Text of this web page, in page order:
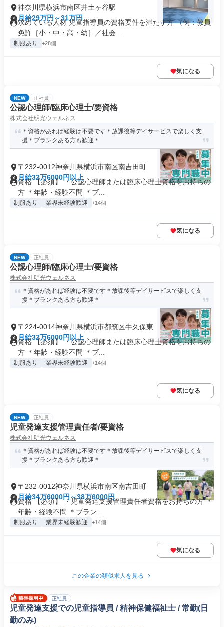
神奈川県横浜市南区井土ヶ谷駅
月給29万円～31万円
求めている人材 児童指導員の資格要件を満たす方 （例：教員
免許［小・中・高・幼］／社会...
制服あり +28個
気になる
NEW 正社員
公認心理師/臨床心理士/要資格
株式会社明光ウェルネス
＊資格があれば経験は不要です＊放課後等デイサービスで楽しく支
援＊ブランクある方も歓迎＊
〒232-0012神奈川県横浜市南区南吉田町
月給32万6000円以上
資格 【必須】 ・公認心理師または臨床心理士資格をお持ちの
方 ＊年齢・経験不問 ＊ブ...
制服あり 業界未経験歓迎 +14個
気になる
NEW 正社員
公認心理師/臨床心理士/要資格
株式会社明光ウェルネス
＊資格があれば経験は不要です＊放課後等デイサービスで楽しく支
援＊ブランクある方も歓迎＊
〒224-0014神奈川県横浜市都筑区牛久保東
月給32万6000円以上
資格 【必須】 ・公認心理師または臨床心理士資格をお持ちの
方 ＊年齢・経験不問 ＊ブ...
制服あり 業界未経験歓迎 +14個
気になる
NEW 正社員
児童発達支援管理責任者/要資格
株式会社明光ウェルネス
＊資格があれば経験は不要です＊放課後等デイサービスで楽しく支
援＊ブランクある方も歓迎＊
〒232-0012神奈川県横浜市南区南吉田町
月給34万6000円～38万6000円
資格 【必須】 ・児童発達支援管理責任者資格をお持ちの方 ＊
年齢・経験不問 ＊ブラン...
制服あり 業界未経験歓迎 +14個
気になる
この企業の類似求人を見る
正社員
児童発達支援での児童指導員 / 精神保健福祉士 / 常勤(日
勤のみ)